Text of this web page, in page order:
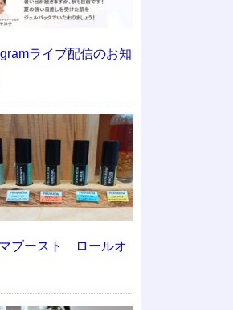
ライブ配信のお知
ブースト ロールオ